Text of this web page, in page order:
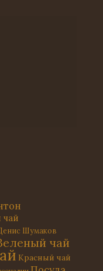
чай
Шумаков
чай
Красный чай